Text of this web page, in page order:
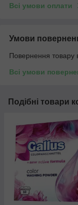
Всі умови оплати
Умови
Повернення товару
Всі умови
Подібні товари